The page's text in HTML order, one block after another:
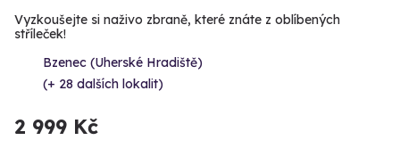
Vyzkoušejte si naživo zbraně, které znáte z oblíbených
stříleček!
Bzenec (Uherské Hradiště)
(+ 28 dalších lokalit)
2 999 Kč